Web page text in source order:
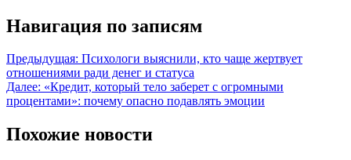
Навигация по записям
Предыдущая: Психологи выяснили, кто чаще жертвует
отношениями ради денег и статуса
Далее: «Кредит, который тело заберет с огромными
процентами»: почему опасно подавлять эмоции
Похожие новости